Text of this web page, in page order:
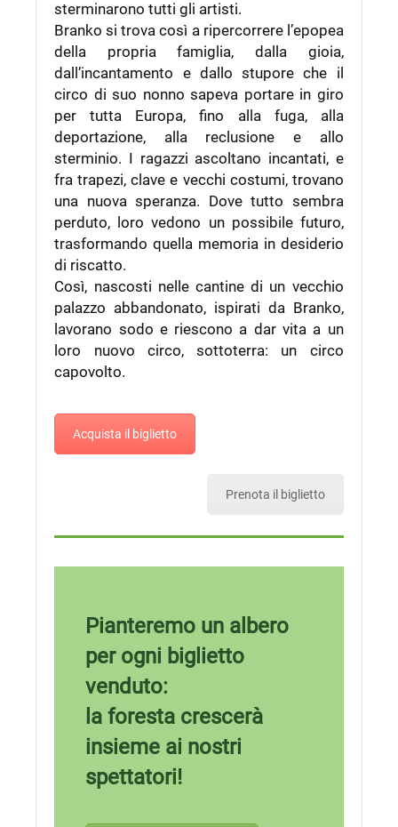
sterminarono tutti gli artisti.
Branko si trova così a ripercorrere l’epopea
della propria famiglia, dalla gioia,
dall’incantamento e dallo stupore che il
circo di suo nonno sapeva portare in giro
per tutta Europa, fino alla fuga, alla
deportazione, alla reclusione e allo
sterminio. I ragazzi ascoltano incantati, e
fra trapezi, clave e vecchi costumi, trovano
una nuova speranza. Dove tutto sembra
perduto, loro vedono un possibile futuro,
trasformando quella memoria in desiderio
di riscatto.
Così, nascosti nelle cantine di un vecchio
palazzo abbandonato, ispirati da Branko,
lavorano sodo e riescono a dar vita a un
loro nuovo circo, sottoterra: un circo
capovolto.
Acquista il biglietto
Prenota il biglietto
Pianteremo un albero
per ogni biglietto
venduto:
la foresta crescerà
insieme ai nostri
spettatori!